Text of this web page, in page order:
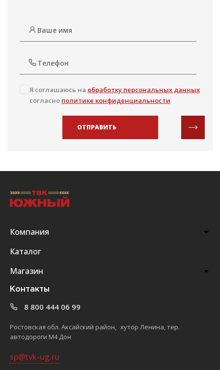
Я соглашаюсь на обработку персональных данных
согласно политике конфиденциальности
ОТПРАВИТЬ
Компания
Каталог
Магазин
Контакты
8 800 444 06 99
Ростовская обл. Аксайский район, хутор Ленина, тер.
автодороги М4 Дон
sp@tvk-ug.ru